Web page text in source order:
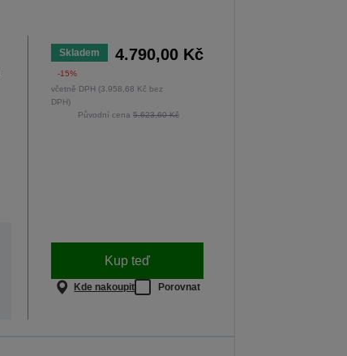
Skladem 4.790,00 Kč
-15%
včetně DPH (3.958,68 Kč bez
DPH)
Původní cena5.623,60 Kč
Kup teď
Kde nakoupit Porovnat